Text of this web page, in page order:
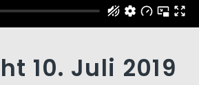
10. Juli 2019